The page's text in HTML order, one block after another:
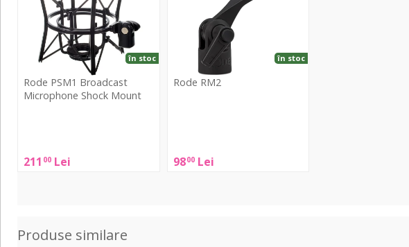
Microphone
Shock
Mount
Rode PSM1 Broadcast
Microphone Shock Mount
211 00 Lei
în stoc
Broadcast
Rode RM2
9800 Lei
în stoc
Produse similare